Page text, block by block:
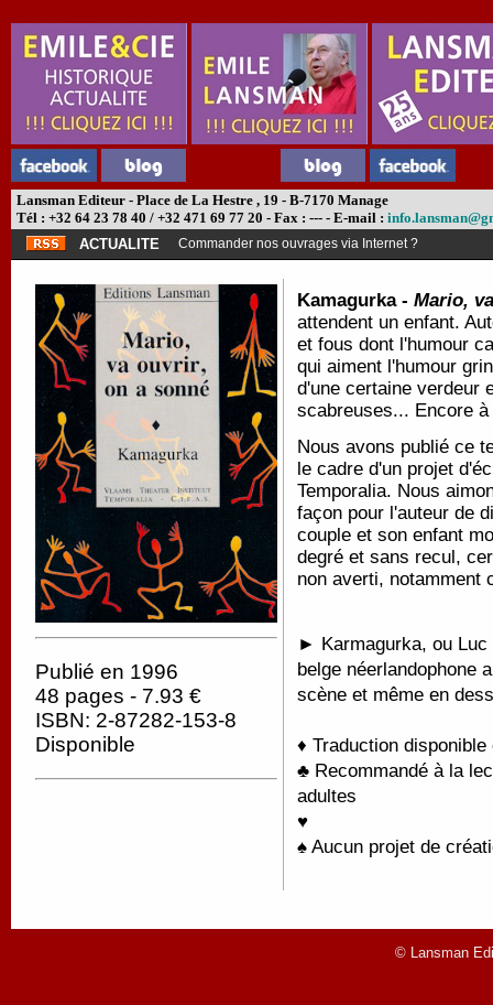
Lansman Editeur - Place de La Hestre , 19 - B-7170 Manage
Tél : +32 64 23 78 40 / +32 471 69 77 20 - Fax : --- - E-mail :
ACTUALITE
Commander nos ouvrages via Internet ?
Publié en 1996
48 pages - 7.93 €
ISBN: 2-87282-153-8
Disponible
Kamagurka - Mario,
attendent un enfant.
et fous dont l'humour
qui aiment l'humour
d'une certaine verdeur
scabreuses... Encore
Nous avons publié ce
le cadre d'un projet
Temporalia. Nous
façon pour l'auteur de
couple et son enfant
degré et sans recul,
non averti, notamment
► Karmagurka, ou Luc
belge néerlandophone
scène et même en
♦ Traduction
♣ Recommandé à la
adultes
♥
♠ Aucun projet de
© Lansman